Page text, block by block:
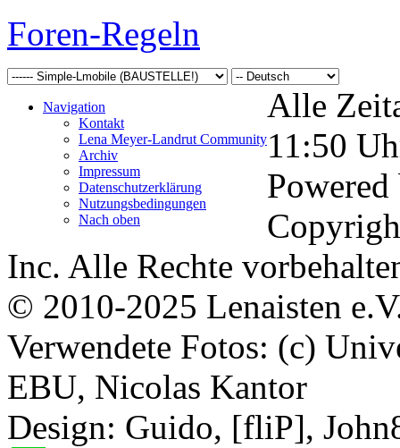
Foren-Regeln
Navigation
Kontakt
Lena Meyer-Landrut Community
Archiv
Impressum
Datenschutzerklärung
Nutzungsbedingungen
Nach oben
Alle
11:50
Inc. Alle Rechte
© 2010-2025 Lenaisten
Verwendete Fotos: (c)
EBU, Nicolas Kantor
Design: Guido, [fliP],